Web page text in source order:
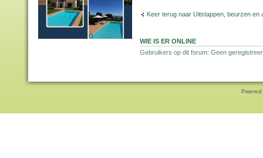
Keer terug naar Uitstappen, beurzen en
WIE IS ER ONLINE
Gebruikers op dit forum: Geen